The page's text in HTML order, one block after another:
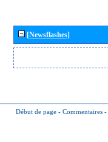
[Newsflashes]
Début de page - Commentaires -